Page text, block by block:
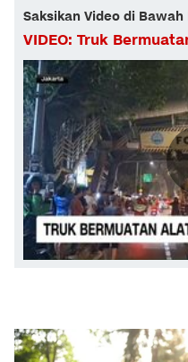
Saksikan Video di Bawah
VIDEO: Truk